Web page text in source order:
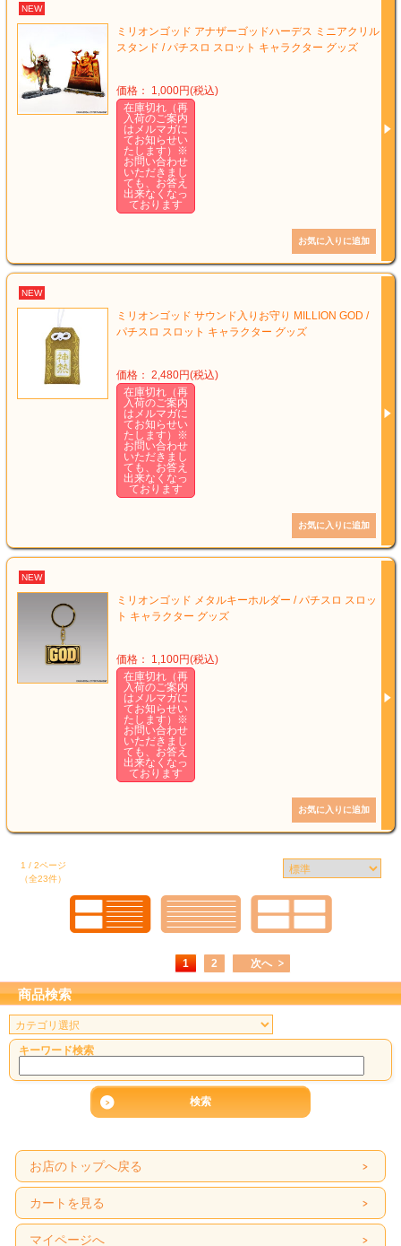
NEW
ミリオンゴッド アナザーゴッドハーデス ミニアクリル
スタンド / パチスロ スロット キャラクター グッズ
価格： 1,000円(税込)
在庫切れ（再
入荷のご案内
はメルマガに
てお知らせい
たします）※
お問い合わせ
いただきまし
ても、お答え
出来なくなっ
ております
NEW
ミリオンゴッド サウンド入りお守り MILLION GOD /
パチスロ スロット キャラクター グッズ
価格： 2,480円(税込)
在庫切れ（再
入荷のご案内
はメルマガに
てお知らせい
たします）※
お問い合わせ
いただきまし
ても、お答え
出来なくなっ
ております
NEW
ミリオンゴッド メタルキーホルダー / パチスロ スロッ
ト キャラクター グッズ
価格： 1,100円(税込)
在庫切れ（再
入荷のご案内
はメルマガに
てお知らせい
たします）※
お問い合わせ
いただきまし
ても、お答え
出来なくなっ
ております
1 / 2ページ
（全23件）
1 2 次へ
商品検索
キーワード検索
お店のトップへ戻る
カートを見る
マイページへ